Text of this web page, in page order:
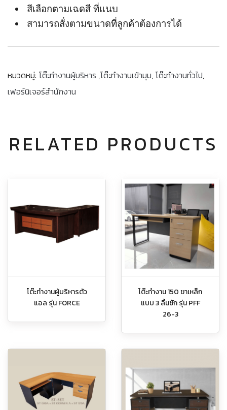
สีเลือกตามเฉดสี ที่แนบ
สามารถสั่งตามขนาดที่ลูกค้าต้องการได้
หมวดหมู่: โต๊ะทำงานผู้บริหาร ,โต๊ะทำงานเข้ามุม, โต๊ะทำงานทั่วไป,
เฟอร์นิเจอร์สำนักงาน
RELATED PRODUCTS
โต๊ะทำงานผู้บริหารตัว
แอล รุ่น FORCE
โต๊ะทำงาน 150 ขาเหล็ก
แบบ 3 ลิ้นชัก รุ่น PFF
26-3